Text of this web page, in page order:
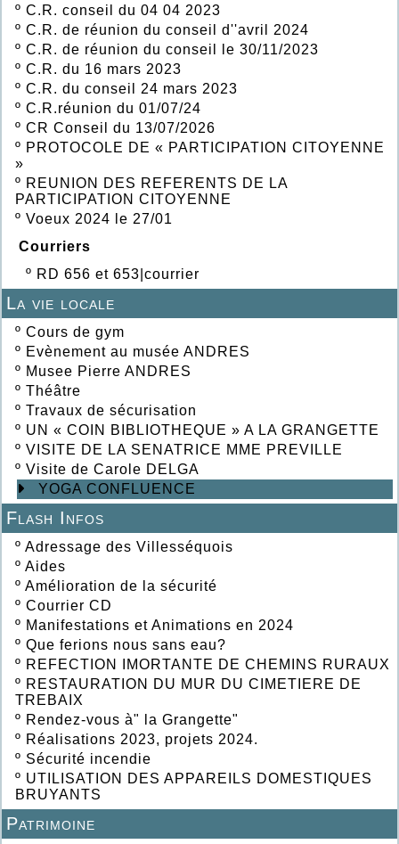
º C.R. conseil du 04 04 2023
º C.R. de réunion du conseil d''avril 2024
º C.R. de réunion du conseil le 30/11/2023
º C.R. du 16 mars 2023
º C.R. du conseil 24 mars 2023
º C.R.réunion du 01/07/24
º CR Conseil du 13/07/2026
º PROTOCOLE DE « PARTICIPATION CITOYENNE
»
º REUNION DES REFERENTS DE LA
PARTICIPATION CITOYENNE
º Voeux 2024 le 27/01
Courriers
º RD 656 et 653|courrier
La vie locale
º Cours de gym
º Evènement au musée ANDRES
º Musee Pierre ANDRES
º Théâtre
º Travaux de sécurisation
º UN « COIN BIBLIOTHEQUE » A LA GRANGETTE
º VISITE DE LA SENATRICE MME PREVILLE
º Visite de Carole DELGA
YOGA CONFLUENCE
Flash Infos
º Adressage des Villesséquois
º Aides
º Amélioration de la sécurité
º Courrier CD
º Manifestations et Animations en 2024
º Que ferions nous sans eau?
º REFECTION IMORTANTE DE CHEMINS RURAUX
º RESTAURATION DU MUR DU CIMETIERE DE
TREBAIX
º Rendez-vous à" la Grangette"
º Réalisations 2023, projets 2024.
º Sécurité incendie
º UTILISATION DES APPAREILS DOMESTIQUES
BRUYANTS
Patrimoine